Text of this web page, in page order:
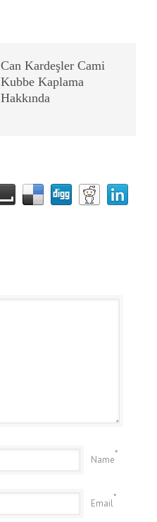
Can Kardeşler Cami
Kubbe Kaplama
Hakkında
Name
*
Email
*